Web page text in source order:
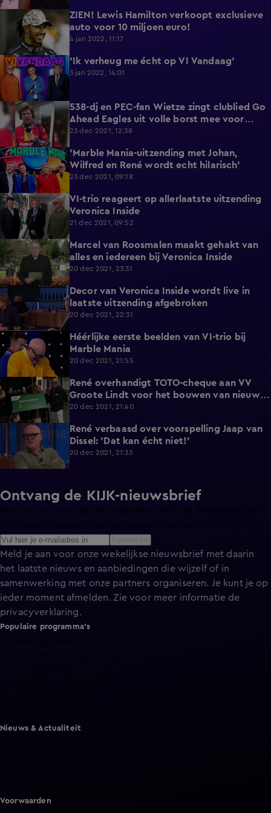
ZIEN! Lewis Hamilton verkoopt exclusieve
auto voor 10 miljoen euro!
4 jan 2022, 11:17
0:58 'Ik verheug me écht op VI Vandaag'
3 jan 2022, 14:01
5:19
538-dj en PEC-fan Wietze zingt clublied Go
Ahead Eagles uit volle borst mee voor
goede doel
23 dec 2021, 12:38
1:18
'Marble Mania-uitzending met Johan,
Wilfred en René wordt echt hilarisch'
23 dec 2021, 09:18
1:46
VI-trio reageert op allerlaatste uitzending
Veronica Inside
21 dec 2021, 09:52
3:50
Marcel van Roosmalen maakt gehakt van
alles en iedereen bij Veronica Inside
20 dec 2021, 23:31
3:07
Decor van Veronica Inside wordt live in
laatste uitzending afgebroken
20 dec 2021, 22:31
2:02
Héérlijke eerste beelden van VI-trio bij
Marble Mania
20 dec 2021, 21:55
2:08
René overhandigt TOTO-cheque aan VV
Groote Lindt voor het bouwen van nieuwe
kleedkamers
20 dec 2021, 21:40
René verbaasd over voorspelling Jaap van
Dissel: 'Dat kan écht niet!'
20 dec 2021, 21:33
Ontvang de KIJK-nieuwsbrief
Meld je aan voor de nieuwsbrief en blijf op de hoogte van
Meld je aan voor onze wekelijkse nieuwsbrief met daarin
het laatste nieuws en aanbiedingen die wijzelf of in
samenwerking met onze partners organiseren. Je kunt je op
ieder moment afmelden. Zie voor meer informatie de
privacyverklaring.
Populaire programma's
Nieuws & Actualiteit
Voorwaarden